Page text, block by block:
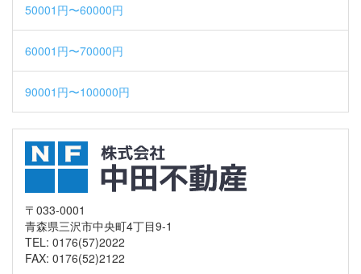
50001円〜60000円
60001円〜70000円
90001円〜100000円
〒033-0001
青森県三沢市中央町4丁目9-1
TEL: 0176(57)2022
FAX: 0176(52)2122